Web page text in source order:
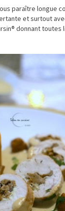
paraître longue
et surtout
donnant toutes